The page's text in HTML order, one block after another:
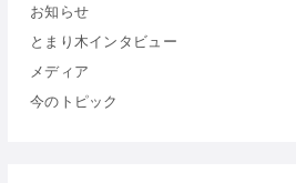
お知らせ
とまり木インタビュー
メディア
今のトピック